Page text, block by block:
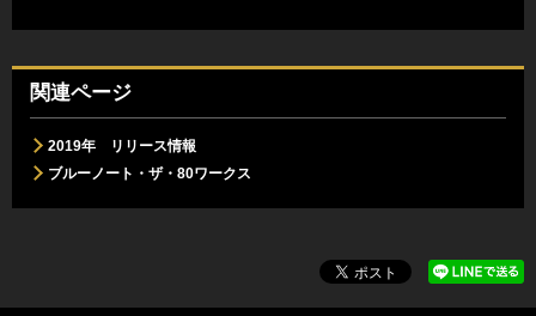
関連ページ
2019年 リリース情報
ブルーノート・ザ・80ワークス